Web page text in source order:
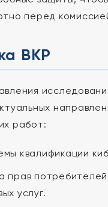
перед
ВКР
работ:
квалификации
прав
услуг.